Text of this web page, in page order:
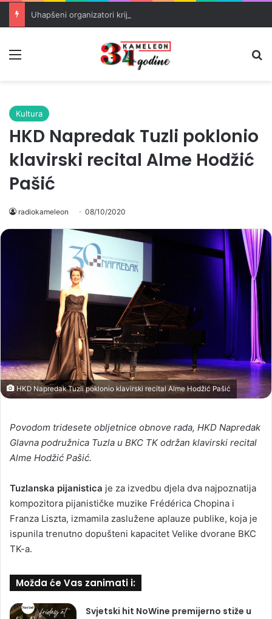
Kultura
HKD Napredak Tuzli poklonio
klavirski recital Alme Hodžić
Pašić
radiokameleon 08/10/2020
HKD Napredak Tuzli poklonio klavirski recital Alme Hodžić Pašić
Povodom tridesete obljetnice obnove rada, HKD Napredak
Glavna podružnica Tuzla u BKC TK održan klavirski recital
Alme Hodžić Pašić.
Tuzlanska pijanistica je za izvedbu djela dva najpoznatija
kompozitora pijanističke muzike Frédérica Chopina i
Franza Liszta, izmamila zaslužene aplauze publike, koja je
ispunila trenutno dopušteni kapacitet Velike dvorane BKC
TK-a.
Možda će Vas zanimati i:
Svjetski hit NoWine premijerno stiže u